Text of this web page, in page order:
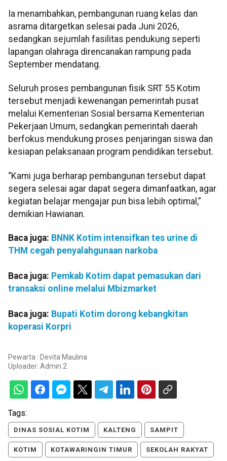
Ia menambahkan, pembangunan ruang kelas dan
asrama ditargetkan selesai pada Juni 2026,
sedangkan sejumlah fasilitas pendukung seperti
lapangan olahraga direncanakan rampung pada
September mendatang.
Seluruh proses pembangunan fisik SRT 55 Kotim
tersebut menjadi kewenangan pemerintah pusat
melalui Kementerian Sosial bersama Kementerian
Pekerjaan Umum, sedangkan pemerintah daerah
berfokus mendukung proses penjaringan siswa dan
kesiapan pelaksanaan program pendidikan tersebut.
“Kami juga berharap pembangunan tersebut dapat
segera selesai agar dapat segera dimanfaatkan, agar
kegiatan belajar mengajar pun bisa lebih optimal,”
demikian Hawianan.
Baca juga: BNNK Kotim intensifkan tes urine di
THM cegah penyalahgunaan narkoba
Baca juga: Pemkab Kotim dapat pemasukan dari
transaksi online melalui Mbizmarket
Baca juga: Bupati Kotim dorong kebangkitan
koperasi Korpri
Pewarta : Devita Maulina
Uploader: Admin 2
Tags:
DINAS SOSIAL KOTIM KALTENG SAMPIT
KOTIM KOTAWARINGIN TIMUR SEKOLAH RAKYAT